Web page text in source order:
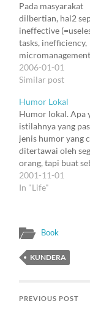
Pada masyarakat
dilbertian, hal2
ineffective
tasks, inefficiency,
embedded crime*,
terjadi. Ini tidak
sehingga kita harus
membiasakan diri
di tengah2 situasi
ini. Tanpa harus
Tapi Big Boss
hidup berbatas
Dan juga: hidup
berkualitas. Selain
2006-01-01
Similar post
Humor Lokal
Humor lokal. Apa
istilahnya yang
jenis humor yang
ditertawai oleh
orang, tapi buat
besar isi dunia,
keliatan lucunya di
harus cari token
sampai ke kolong
misalnya. Yang
2001-11-01
In "Life"
Book
KUNDERA
PREVIOUS POST